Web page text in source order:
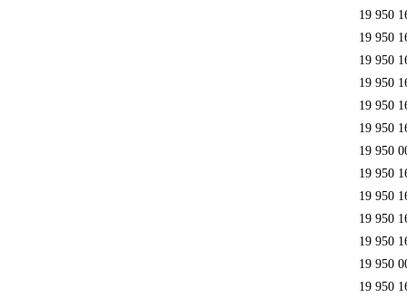
19 950
19 950
19 950
19 950
19 950
19 950
19 950
19 950
19 950
19 950
19 950
19 950
19 950